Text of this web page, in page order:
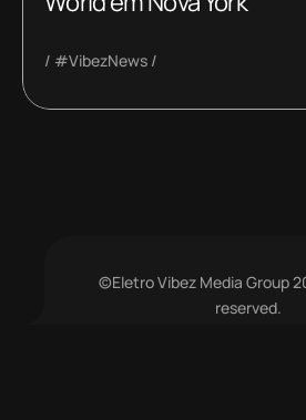
#VibezNews
©Eletro Vibez Media Group
reserved.